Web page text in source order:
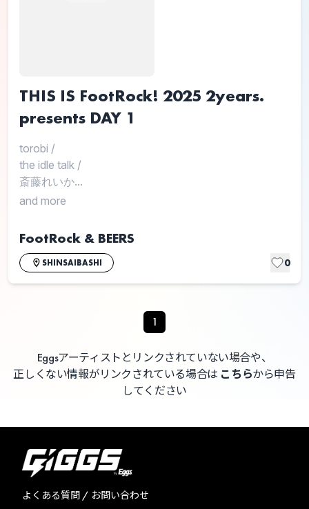
THIS IS FootRock! 2025 2years.
presents DAY 1
torobi /
the idle talk /
斎藤れいか...
and more
FootRock & BEERS
SHINSAIBASHI 0
1
Eggsアーティストとリンクされていない場合や、
正しくない情報がリンクされている場合は こちらから申告
してください
よくある質問 / お問い合わせ